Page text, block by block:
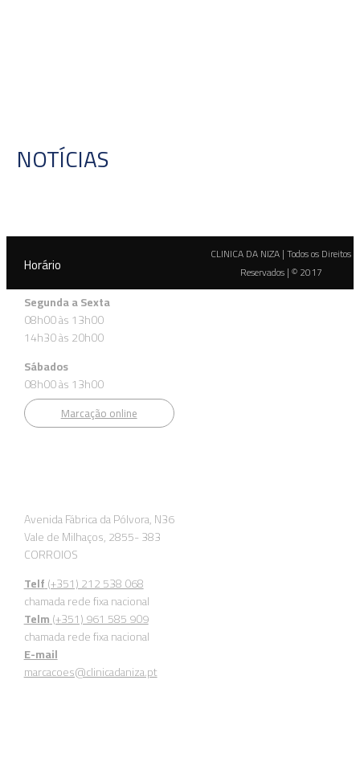
NOTÍCIAS
Horário
Segunda a Sexta
08h00 às 13h00
14h30 às 20h00
Sábados
08h00 às 13h00
Marcação online
Avenida Fábrica da Pólvora, N36
Vale de Milhaços, 2855- 383
CORROIOS
Telf(+351) 212 538 068
chamada rede fixa nacional
Telm(+351) 961 585 909
chamada rede fixa nacional
E-mail
marcacoes@clinicadaniza.pt
CLINICA DA NIZA | Todos os Direitos
Reservados | © 2017